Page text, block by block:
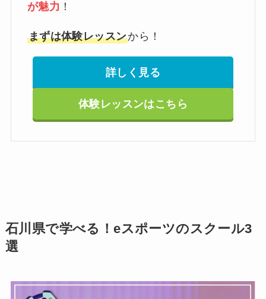
が魅力 ！
まずは体験レッスンから！
詳しく見る
体験レッスンはこちら
石川県で学べる！eスポーツのスクール3
選